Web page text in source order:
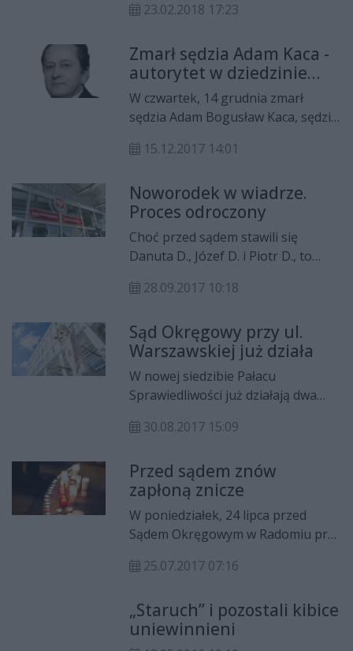
Jerzy Stępień, późniejszy
Konstytucyjnego, skazany został za
złożenie w 1988 roku kwiatów pod
pomnikiem Czerwca '76. Wniosek o
unieważnienie decyzji sprzed 30 lat
złożył IPN.
23.02.2018 17:23
Zmarł sędzia Adam Kaca -
autorytet w dziedzinie
prawa cywilnego
W czwartek, 14 grudnia zmarł
sędzia Adam Bogusław Kaca, sędzia
83 lata.
15.12.2017 14:01
Noworodek w wiadrze.
Proces odroczony
Choć przed sądem stawili się
Danuta D., Józef D. i Piotr D., to
hospitalizacji jednego z obrońców.
28.09.2017 10:18
Sąd Okręgowy przy ul.
Warszawskiej już działa
W nowej siedzibie Pałacu
Sprawiedliwości już działają dwa
biuro interesanta. Przeprowadzka
lokum ma potrwać jeszcze kilka
tygodni.
30.08.2017 15:09
Przed sądem znów
zapłoną znicze
W poniedziałek, 24 lipca przed
Sądem Okręgowym w Radomiu przy
sprzeciwu wobec zmian w
znicze. W Radomiu będzie to
czwarte zgromadzenie tego typu.
25.07.2017 07:16
„Staruch” i pozostali kibice
uniewinnieni